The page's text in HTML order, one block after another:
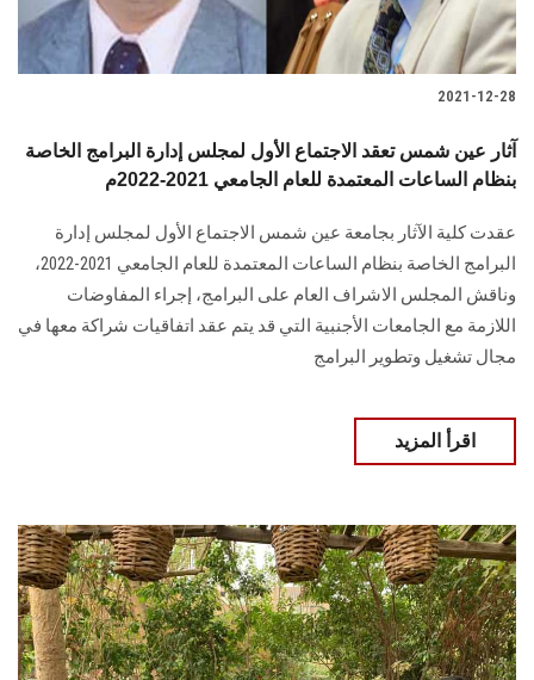
2021-12-28
آثار عين شمس تعقد الاجتماع الأول لمجلس إدارة البرامج الخاصة
بنظام الساعات المعتمدة للعام الجامعي 2021-2022م
عقدت كلية الآثار بجامعة عين شمس الاجتماع الأول لمجلس إدارة
البرامج الخاصة بنظام الساعات المعتمدة للعام الجامعي 2021-2022،
وناقش المجلس الاشراف العام على البرامج، إجراء المفاوضات
اللازمة مع الجامعات الأجنبية التي قد يتم عقد اتفاقيات شراكة معها في
مجال تشغيل وتطوير البرامج
اقرأ المزيد